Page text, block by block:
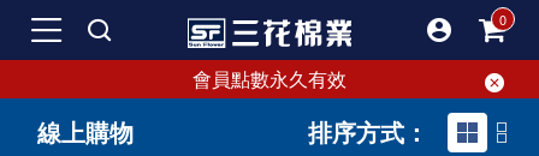
會員點數永久有效
線上購物 排序方式：